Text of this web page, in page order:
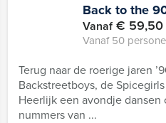
Back to the
Vanaf€ 59,50
Vanaf 50
Terug naar de roerige jaren
Backstreetboys, de
Heerlijk een avondje
nummers van ...